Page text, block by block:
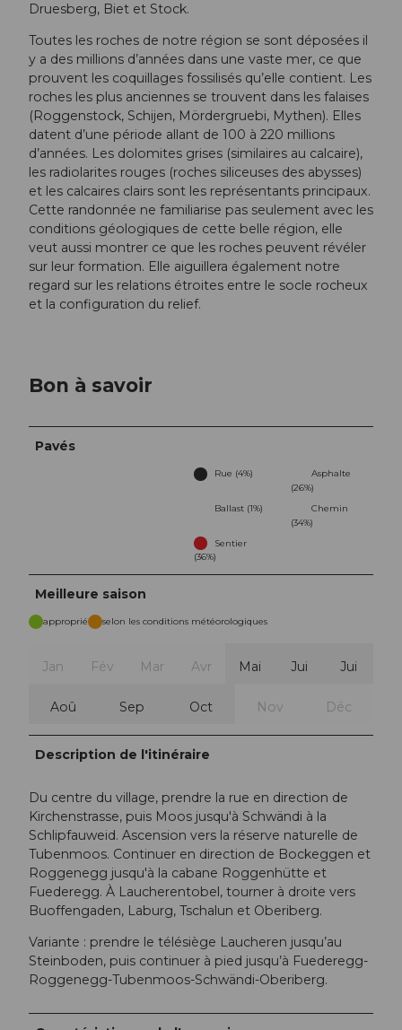
Druesberg, Biet et Stock.
Toutes les roches de notre région se sont déposées il
y a des millions d’années dans une vaste mer, ce que
prouvent les coquillages fossilisés qu’elle contient. Les
roches les plus anciennes se trouvent dans les falaises
(Roggenstock, Schijen, Mördergruebi, Mythen). Elles
datent d’une période allant de 100 à 220 millions
d’années. Les dolomites grises (similaires au calcaire),
les radiolarites rouges (roches siliceuses des abysses)
et les calcaires clairs sont les représentants principaux.
Cette randonnée ne familiarise pas seulement avec les
conditions géologiques de cette belle région, elle
veut aussi montrer ce que les roches peuvent révéler
sur leur formation. Elle aiguillera également notre
regard sur les relations étroites entre le socle rocheux
et la configuration du relief.
Bon à savoir
Pavés
Rue (4%)
Asphalte
(26%)
Ballast (1%)
Chemin
(34%)
Sentier
(36%)
Meilleure saison
approprié selon les conditions météorologiques
Jan Fév Mar Avr Mai Jui Jui
Aoû Sep Oct Nov Déc
Description de l'itinéraire
Du centre du village, prendre la rue en direction de
Kirchenstrasse, puis Moos jusqu'à Schwändi à la
Schlipfauweid. Ascension vers la réserve naturelle de
Tubenmoos. Continuer en direction de Bockeggen et
Roggenegg jusqu'à la cabane Roggenhütte et
Fuederegg. À Laucherentobel, tourner à droite vers
Buoffengaden, Laburg, Tschalun et Oberiberg.
Variante : prendre le télésiège Laucheren jusqu’au
Steinboden, puis continuer à pied jusqu’à Fuederegg-
Roggenegg-Tubenmoos-Schwändi-Oberiberg.